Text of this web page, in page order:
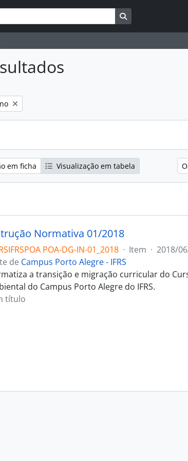
Busque na
filtro:
em ficha Visualização em tabela
Normativa 01/2018
POA-DG-IN-01_2018 · Item · 2018/
de Campus Porto Alegre - IFRS
a transição e migração curricular do
do Campus Porto Alegre do IFRS.
título